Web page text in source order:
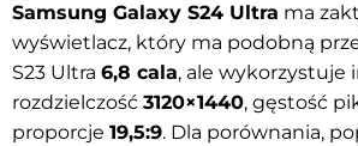
Samsung Galaxy S24 Ultra ma
wyświetlacz, który ma podobną
S23 Ultra 6,8 cala, ale wykorzystuje
rozdzielczość 3120×1440, gęstość
proporcje 19,5:9. Dla porównania,